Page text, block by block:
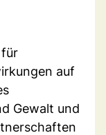
auf
Gewalt und